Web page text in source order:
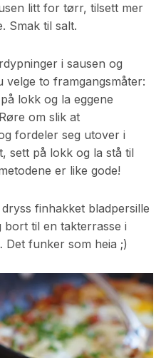
litt for tørr, tilsett mer
Smak til salt.
i sausen og
velge to framgangsmåter:
lokk og la eggene
om slik at
fordeler seg utover i
sett på lokk og la stå til
er like gode!
finhakket bladpersille
til en takterrasse i
funker som heia ;)